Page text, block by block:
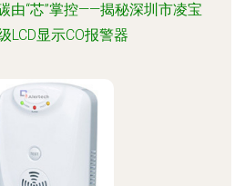
由“芯”掌控——揭秘深圳市凌宝
LCD显示CO报警器